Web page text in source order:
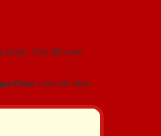
chọn. Cho đến nay
cam kết đem